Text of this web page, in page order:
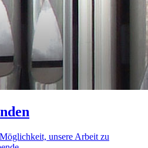
unsere Arbeit zu